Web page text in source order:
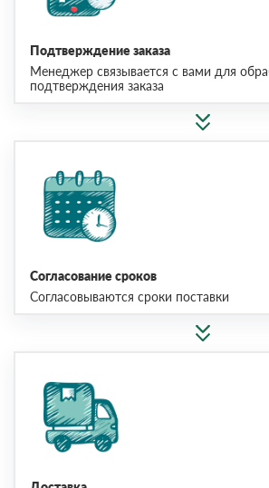
Подтверждение заказа
Менеджер связывается с вами для
подтверждения заказа
Согласование сроков
Согласовываются сроки поставки